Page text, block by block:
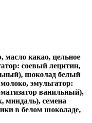
какао, цельное
соевый лецитин,
шоколад белый
эмульгатор:
ванильный),
миндаль), семена
в белом шоколаде,